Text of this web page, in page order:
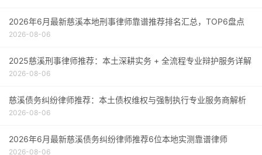
2026年6月最新慈溪本地刑事律师靠谱推荐排名汇总，TOP6盘点
2026-08-06
2025慈溪刑事律师推荐：本土深耕实务 + 全流程专业辩护服务详解
2026-08-06
慈溪债务纠纷律师推荐：本土债权维权与强制执行专业服务商解析
2026-08-06
2026年6月最新慈溪债务纠纷律师推荐6位本地实测靠谱律师
2026-08-06